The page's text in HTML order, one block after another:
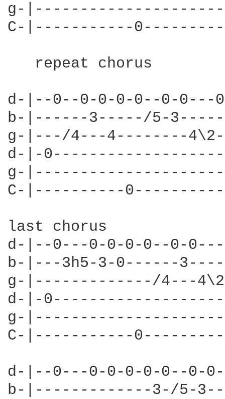
g-
C-|-----------
repeat
d-|--0--0-0-0-0--0-
b-|------3-----/5-
g-|---/4---4--------
d-|-
g-
C-|----------
last chorus
d-|--0---0-0-0-0--0-
b-|---3h5-3-0------
g-|-------------/4---
d-|-
g-
C-|-----------
d-|--0---0-0-0-0-0--0-
b-|-------------3-/5-